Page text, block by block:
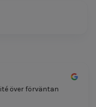
över förväntan